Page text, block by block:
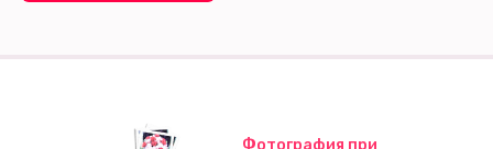
Фотография при